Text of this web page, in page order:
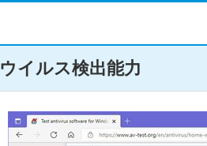
ウイルス検出能力